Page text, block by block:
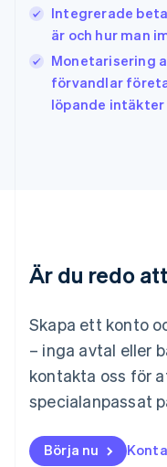
Integrerade
är och hur man
Monetarisering
förvandlar
löpande intäkter
Är du redo
Skapa ett konto
– inga avtal eller
kontakta oss för
specialanpassat
Börja nu
Japan
日本語 English
EnglishFrançais
Kroatien
EnglishItaliano
Malaysia
English
Mexiko
Nederländerna
NederlandsEnglish
English
Nya Zeeland